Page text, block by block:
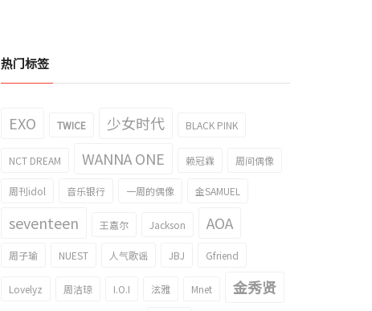
热门标签
EXO TWICE 少女时代 BLACK PINK
NCT DREAM WANNA ONE 赖冠霖 周间偶像
周刊idol 音乐银行 一周的偶像 金SAMUEL
seventeen 王嘉尔 Jackson AOA
周子瑜 NUEST 人气歌谣 JBJ Gfriend
Lovelyz 周洁琼 I.O.I 泫雅 Mnet 金秀贤